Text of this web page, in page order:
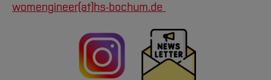
womengineer(at)hs-bochum.de